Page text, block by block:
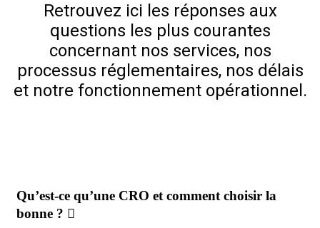
Retrouvez ici les réponses aux
questions les plus courantes
concernant nos services, nos
processus réglementaires, nos délais
et notre fonctionnement opérationnel.
Qu’est-ce qu’une CRO et comment choisir la
bonne ?